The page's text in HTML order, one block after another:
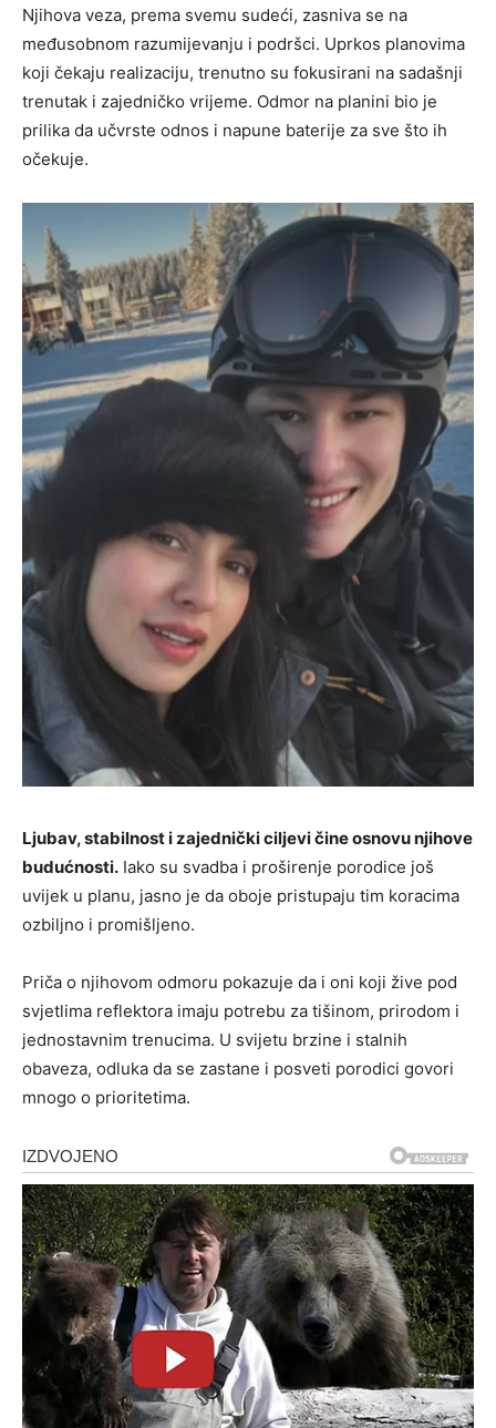
Njihova veza, prema svemu sudeći, zasniva se na
međusobnom razumijevanju i podršci. Uprkos planovima
koji čekaju realizaciju, trenutno su fokusirani na sadašnji
trenutak i zajedničko vrijeme. Odmor na planini bio je
prilika da učvrste odnos i napune baterije za sve što ih
očekuje.
Ljubav, stabilnost i zajednički ciljevi čine osnovu njihove
budućnosti. Iako su svadba i proširenje porodice još
uvijek u planu, jasno je da oboje pristupaju tim koracima
ozbiljno i promišljeno.
Priča o njihovom odmoru pokazuje da i oni koji žive pod
svjetlima reflektora imaju potrebu za tišinom, prirodom i
jednostavnim trenucima. U svijetu brzine i stalnih
obaveza, odluka da se zastane i posveti porodici govori
mnogo o prioritetima.